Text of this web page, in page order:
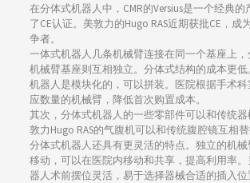
在分体式机器人中，CMR的Versius是一个经典的
了CE认证。美敦力的Hugo RAS近期获批CE，成
争者。
一体式机器人几条机械臂连接在同一个基座上
机械臂基座则互相独立。分体式结构的成本更
机器人是模块化的，可以拼装。医院根据手术
应数量的机械臂，降低首次购置成本。
其次，分体式机器人的一些零部件可以和传统
敦力Hugo RAS的气腹机可以和传统腹腔镜互相替
分体式机器人还具有更灵活的特点。独立的机
移动，可以在医院内移动和共享，提高利用率
器人术前摆位灵活，易于选择器械合适的插入位